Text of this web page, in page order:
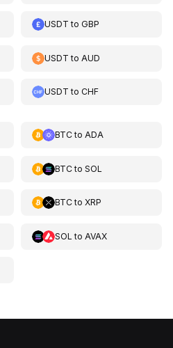
USDT toGBP
USDT to AUD
USDT toCHF
BTCto ADA
BTCto SOL
BTCto XRP
SOL to AVAX